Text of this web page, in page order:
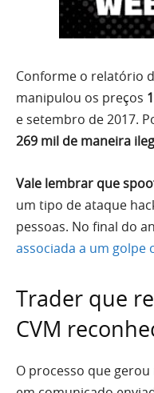
Conforme o relatório
manipulou os preços
e setembro de 2017.
269 mil de maneira
Vale lembrar que
um tipo de ataque
pessoas. No final do
associada a um golpe
Trader que
CVM
O processo que